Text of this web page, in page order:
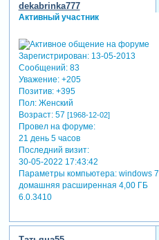
dekabrinka777
Активный участник
Зарегистрирован: 13-05-2013
Сообщений:83
Уважение: +205
Позитив: +395
Пол:Женский
Возраст:57 [1968-12-02]
Провел на форуме:
21 день 5 часов
Последний визит:
30-05-2022 17:43:42
Параметры компьютера:windows 7
домашняя расширенная 4,00 ГБ
6.0.3410